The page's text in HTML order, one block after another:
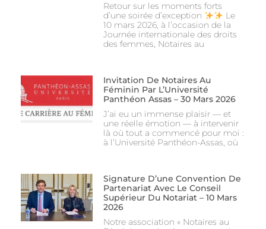
Retour sur les moments forts
d’une soirée d’exception
Le
10 mars 2026, à l’occasion de la
Journée internationale des droits
des femmes, Notaires au
Invitation De Notaires Au
Féminin Par L’Université
Panthéon Assas – 30 Mars 2026
J’ai eu un immense plaisir — et
une réelle émotion — à intervenir
là où tout a commencé pour moi :
à l’Université Panthéon-Assas, où
Signature D’une Convention De
Partenariat Avec Le Conseil
Supérieur Du Notariat – 10 Mars
2026
Notre association « Notaires au